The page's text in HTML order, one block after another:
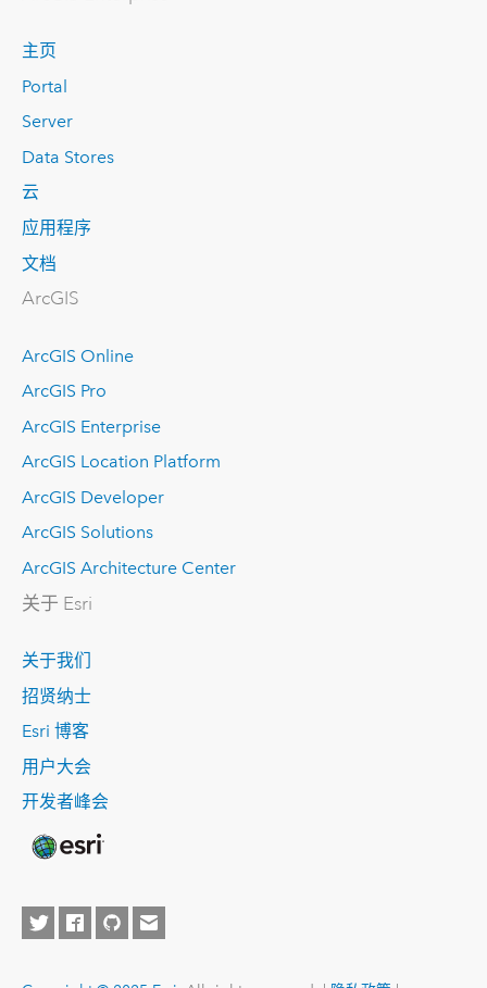
主页
Portal
Server
Data Stores
云
应用程序
文档
ArcGIS
ArcGIS Online
ArcGIS Pro
ArcGIS Enterprise
ArcGIS Location Platform
ArcGIS Developer
ArcGIS Solutions
ArcGIS Architecture Center
关于 Esri
关于我们
招贤纳士
Esri 博客
用户大会
开发者峰会